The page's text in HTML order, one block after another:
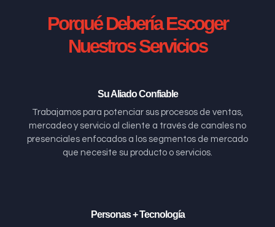
Porqué Debería Escoger
Nuestros Servicios
Su Aliado Confiable
Trabajamos para potenciar sus procesos de ventas,
mercadeo y servicio al cliente a través de canales no
presenciales enfocados a los segmentos de mercado
que necesite su producto o servicios.
Personas + Tecnología